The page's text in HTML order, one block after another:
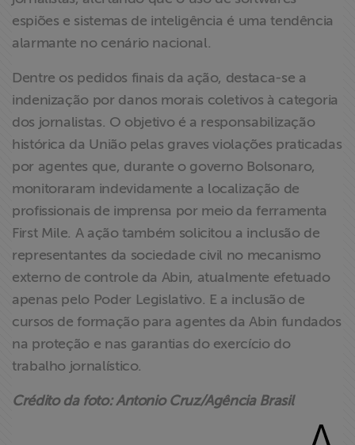
espiões e sistemas de inteligência é uma tendência
alarmante no cenário nacional.
Dentre os pedidos finais da ação, destaca-se a
indenização por danos morais coletivos à categoria
dos jornalistas. O objetivo é a responsabilização
histórica da União pelas graves violações praticadas
por agentes que, durante o governo Bolsonaro,
monitoraram indevidamente a localização de
profissionais de imprensa por meio da ferramenta
First Mile. A ação também solicitou a inclusão de
representantes da sociedade civil no mecanismo
externo de controle da Abin, atualmente efetuado
apenas pelo Poder Legislativo. E a inclusão de
cursos de formação para agentes da Abin fundados
na proteção e nas garantias do exercício do
trabalho jornalístico.
Crédito da foto: Antonio Cruz/Agência Brasil